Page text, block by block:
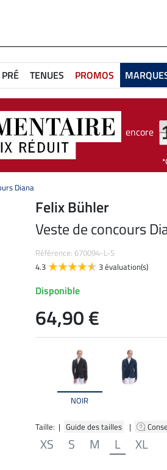
TENUES PROMOS
encore
Diana
NOIR
Taille: | Guide des tailles |
XS S M L XL
Felix Bühler
Veste de concours
Référence: 670094-L-S
4.3
3 évaluation(s)
Disponible
64,90 €